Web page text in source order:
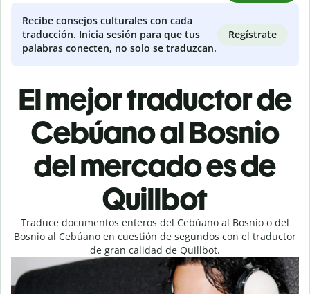
Recibe consejos culturales con cada
traducción. Inicia sesión para que tus
palabras conecten, no solo se traduzcan.
Regístrate
El mejor traductor de
Cebúano al Bosnio
del mercado es de
Quillbot
Traduce documentos enteros del Cebúano al Bosnio o del
Bosnio al Cebúano en cuestión de segundos con el traductor
de gran calidad de Quillbot.